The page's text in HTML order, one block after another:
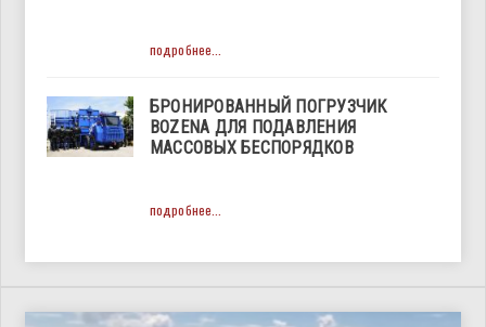
подробнее...
БРОНИРОВАННЫЙ ПОГРУЗЧИК
BOZENA ДЛЯ ПОДАВЛЕНИЯ
МАССОВЫХ БЕСПОРЯДКОВ
подробнее...